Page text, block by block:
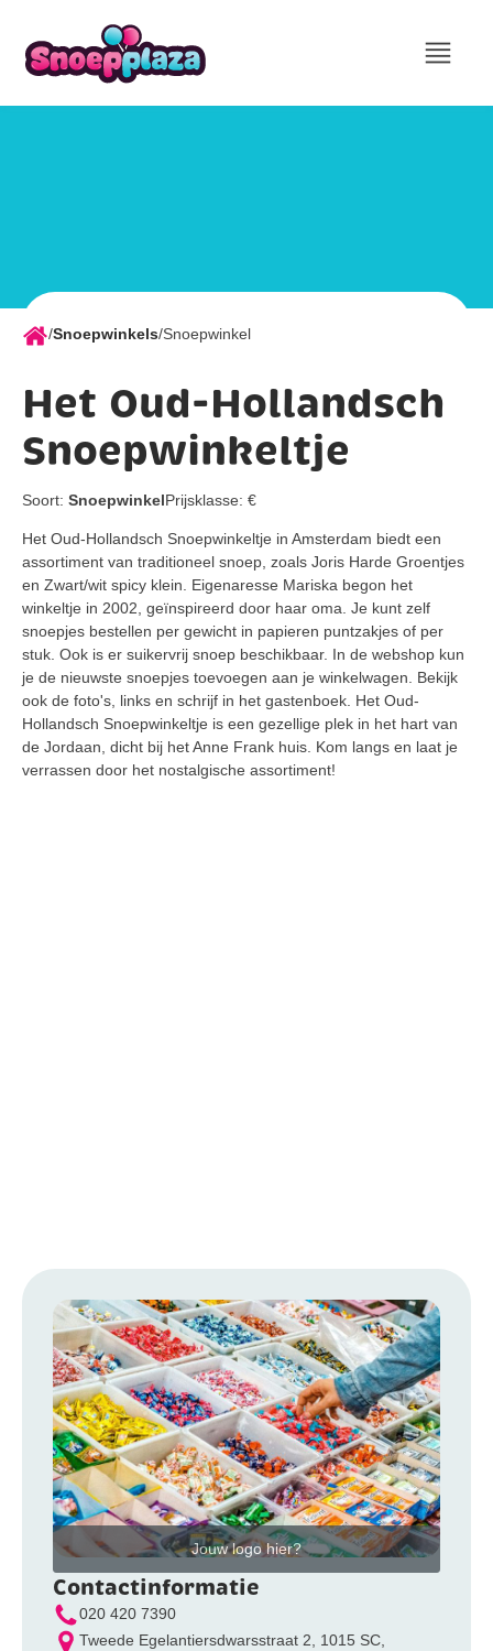
/Snoepwinkels/Snoepwinkel
Het Oud-Hollandsch
Snoepwinkeltje
Soort: SnoepwinkelPrijsklasse: €
Het Oud-Hollandsch Snoepwinkeltje in Amsterdam biedt een
assortiment van traditioneel snoep, zoals Joris Harde Groentjes
en Zwart/wit spicy klein. Eigenaresse Mariska begon het
winkeltje in 2002, geïnspireerd door haar oma. Je kunt zelf
snoepjes bestellen per gewicht in papieren puntzakjes of per
stuk. Ook is er suikervrij snoep beschikbaar. In de webshop kun
je de nieuwste snoepjes toevoegen aan je winkelwagen. Bekijk
ook de foto's, links en schrijf in het gastenboek. Het Oud-
Hollandsch Snoepwinkeltje is een gezellige plek in het hart van
de Jordaan, dicht bij het Anne Frank huis. Kom langs en laat je
verrassen door het nostalgische assortiment!
Jouw logo hier?
Contactinformatie
020 420 7390
Tweede Egelantiersdwarsstraat 2, 1015 SC,